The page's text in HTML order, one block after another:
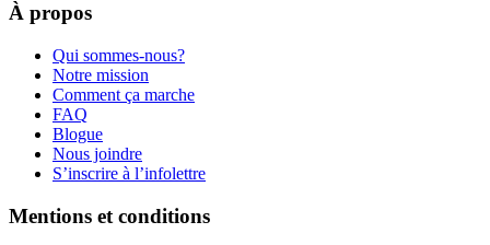
À propos
Qui sommes-nous?
Notre mission
Comment ça marche
FAQ
Blogue
Nous joindre
S’inscrire à l’infolettre
Mentions et conditions